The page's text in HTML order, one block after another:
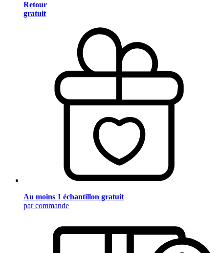
Retour
gratuit
Au moins 1 échantillon gratuit
par commande